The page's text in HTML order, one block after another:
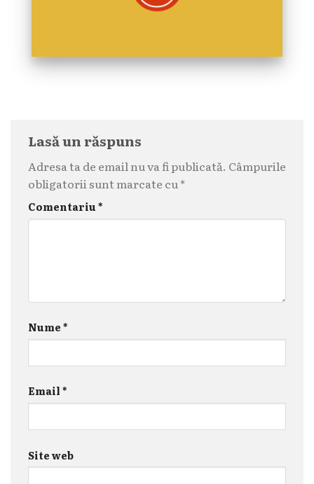
Lasă un răspuns
Adresa ta de email nu va fi publicată. Câmpurile
obligatorii sunt marcate cu*
Comentariu*
Nume*
Email*
Site web